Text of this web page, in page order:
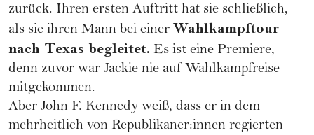
zurück. Ihren ersten Auftritt hat sie schließlich,
als sie ihren Mann bei einer Wahlkampftour
nach Texas begleitet. Es ist eine Premiere,
denn zuvor war Jackie nie auf Wahlkampfreise
mitgekommen.
Aber John F. Kennedy weiß, dass er in dem
mehrheitlich von Republikaner:innen regierten